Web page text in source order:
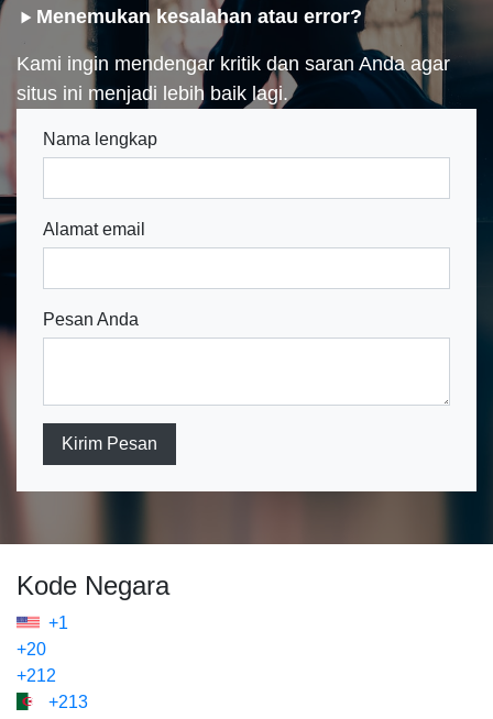
Menemukan kesalahan atau error?
Kami ingin mendengar kritik dan saran Anda agar
situs ini menjadi lebih baik lagi.
Nama lengkap
Alamat email
Pesan Anda
Kirim Pesan
Kode Negara
+1
+20
+212
+213